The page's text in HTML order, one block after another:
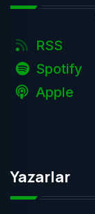
RSS
Spotify
Apple
Yazarlar